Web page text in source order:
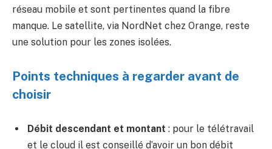
réseau mobile et sont pertinentes quand la fibre
manque. Le satellite, via NordNet chez Orange, reste
une solution pour les zones isolées.
Points techniques à regarder avant de
choisir
Débit descendant et montant : pour le télétravail
et le cloud il est conseillé d’avoir un bon débit